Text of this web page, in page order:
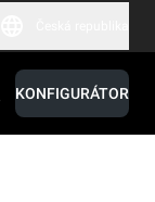
KONFIGURÁTOR